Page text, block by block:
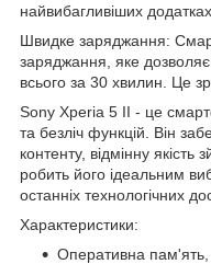
найвибагливіших додатках
Швидке заряджання:
заряджання, яке
всього за 30 хвилин. Це
Sony Xperia 5 II - це
та безліч функцій. Він
контенту, відмінну
робить його ідеальним
останніх технологічних
Характеристики:
Оперативна